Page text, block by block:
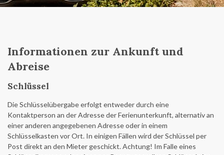
Informationen zur Ankunft und
Abreise
Schlüssel
Die Schlüsselübergabe erfolgt entweder durch eine
Kontaktperson an der Adresse der Ferienunterkunft, alternativ an
einer anderen angegebenen Adresse oder in einem
Schlüsselkasten vor Ort. In einigen Fällen wird der Schlüssel per
Post direkt an den Mieter geschickt. Achtung! Im Falle eines